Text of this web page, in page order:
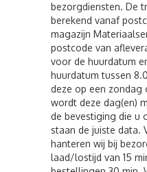
bezorgdiensten. De
berekend vanaf
magazijn
postcode van
voor de huurdatum
huurdatum tussen
deze op een zondag
wordt deze dag(en)
de bevestiging die u
staan de juiste data.
hanteren wij bij
laad/lostijd van 15